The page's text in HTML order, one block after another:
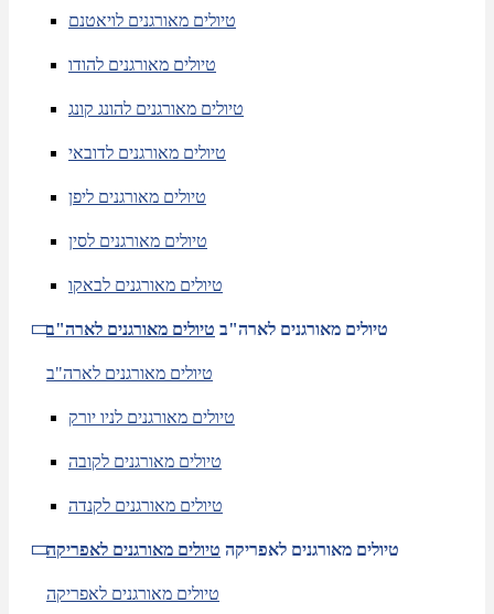
טיולים מאורגנים לויאטנם
טיולים מאורגנים להודו
טיולים מאורגנים להונג קונג
טיולים מאורגנים לדובאי
טיולים מאורגנים ליפן
טיולים מאורגנים לסין
טיולים מאורגנים לבאקו
טיולים מאורגנים לארה"ב טיולים מאורגנים לארה"ב
טיולים מאורגנים לארה"ב
טיולים מאורגנים לניו יורק
טיולים מאורגנים לקובה
טיולים מאורגנים לקנדה
טיולים מאורגנים לאפריקה טיולים מאורגנים לאפריקה
טיולים מאורגנים לאפריקה